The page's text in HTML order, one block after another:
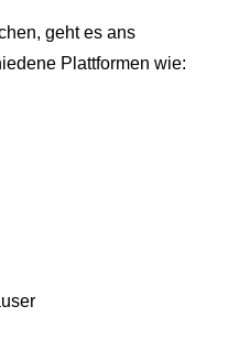
geht es ans
Plattformen wie: